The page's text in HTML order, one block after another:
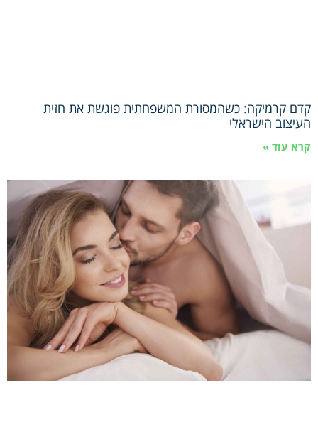
קדם קרמיקה: כשהמסורת המשפחתית פוגשת את חזית
העיצוב הישראלי
קרא עוד »